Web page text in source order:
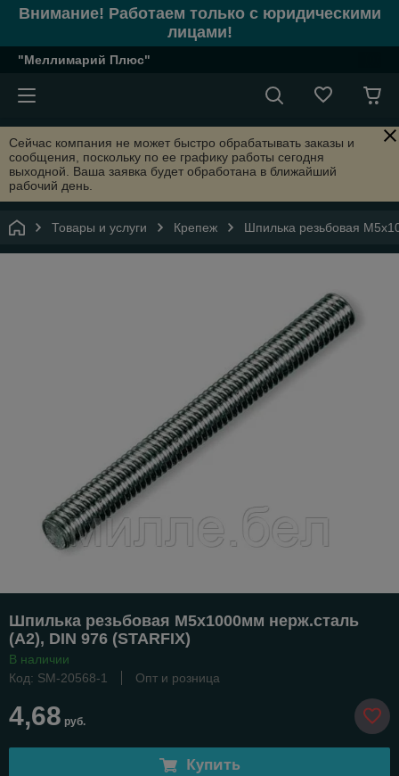
Внимание! Работаем только с юридическими
лицами!
"Меллимарий Плюс"
Сейчас компания не может быстро обрабатывать заказы и
сообщения, поскольку по ее графику работы сегодня
выходной. Ваша заявка будет обработана в ближайший
рабочий день.
Товары и услуги Крепеж Шпилька резьбовая
Шпилька резьбовая М5х1000мм нерж.сталь
(А2), DIN 976 (STARFIX)
В наличии
Код: SM-20568-1
Опт и розница
4,68 руб.
Купить